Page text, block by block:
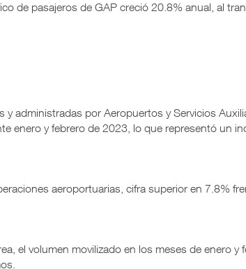
de pasajeros de GAP creció 20.8% anual, al
y administradas por Aeropuertos y Servicios
enero y febrero de 2023, lo que representó un
aeroportuarias, cifra superior en 7.8%
el volumen movilizado en los meses de enero y